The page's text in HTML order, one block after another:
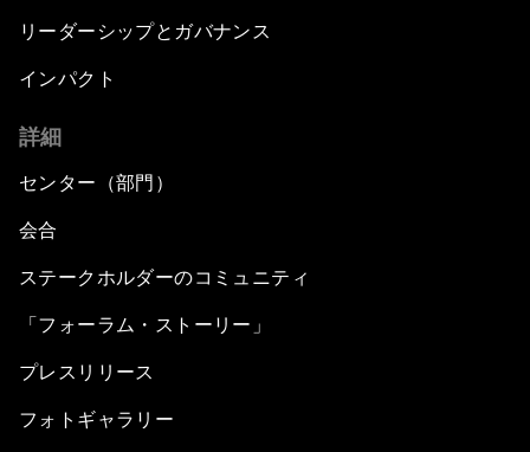
リーダーシップとガバナンス
インパクト
詳細
センター（部門）
会合
ステークホルダーのコミュニティ
「フォーラム・ストーリー」
プレスリリース
フォトギャラリー